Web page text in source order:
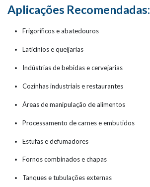
Aplicações Recomendadas:
Frigoríficos e abatedouros
Laticínios e queijarias
Indústrias de bebidas e cervejarias
Cozinhas industriais e restaurantes
Áreas de manipulação de alimentos
Processamento de carnes e embutidos
Estufas e defumadores
Fornos combinados e chapas
Tanques e tubulações externas